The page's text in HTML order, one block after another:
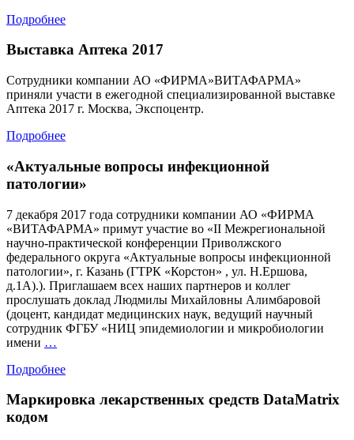
Подробнее
Выставка Аптека 2017
Сотрудники компании АО «ФИРМА»ВИТАФАРМА»
приняли участи в ежегодной специализированной выставке
Аптека 2017 г. Москва, Экспоцентр.
Подробнее
«Актуальные вопросы инфекционной
патологии»
7 декабря 2017 года сотрудники компании АО «ФИРМА
«ВИТАФАРМА» примут участие во «II Межрегиональной
научно-практической конференции Приволжского
федерального округа «Актуальные вопросы инфекционной
патологии», г. Казань (ГТРК «Корстон» , ул. Н.Ершова,
д.1А).). Приглашаем всех наших партнеров и коллег
прослушать доклад Людмилы Михайловны Алимбаровой
(доцент, кандидат медицинских наук, ведущий научный
сотрудник ФГБУ «НИЦ эпидемиологии и микробиологии
имени …
инфекционной
Подробнее
Маркировка лекарственных средств DataMatrix
кодом